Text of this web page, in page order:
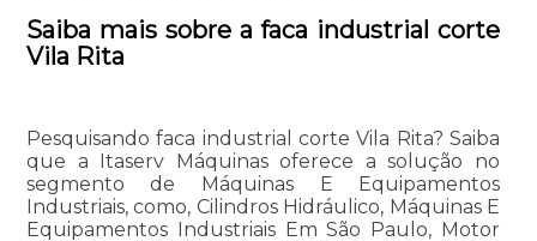
Saiba mais sobre a faca industrial corte
Vila Rita
Pesquisando faca industrial corte Vila Rita? Saiba
que a Itaserv Máquinas oferece a solução no
segmento de Máquinas E Equipamentos
Industriais, como, Cilindros Hidráulico, Máquinas E
Equipamentos Industriais Em São Paulo, Motor